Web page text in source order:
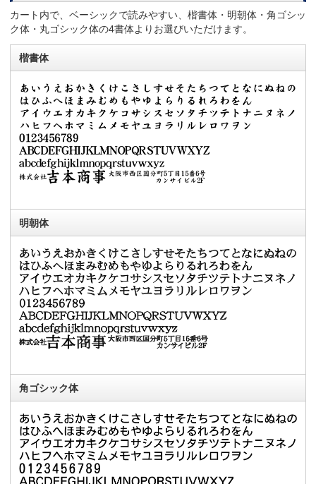
カート内で、ベーシックで読みやすい、楷書体・明朝体・角ゴシッ
ク体・丸ゴシック体の4書体よりお選びいただけます。
楷書体
明朝体
角ゴシック体